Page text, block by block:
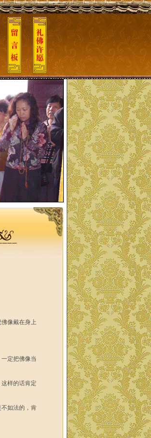
像戴在身上
定把佛像当
样的话肯定
如法的，肯